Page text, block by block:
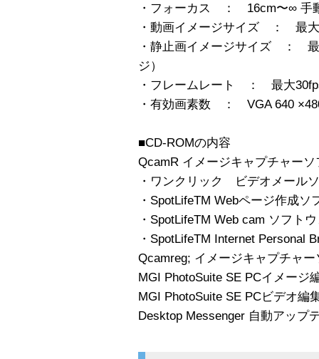
・フォーカス ： 16cm〜∞ 手
・動画イメージサイズ ： 最大
・静止画イメージサイズ ： 最
ジ）
・フレームレート ： 最大
・有効画素数 ： VGA 640
■CD-ROMの内容
QcamR イメージキャプチャー
・ワンクリック ビデオメール
・SpotLifeTM Webページ作成ソ
・SpotLifeTM Web cam ソフト
・SpotLifeTM Internet Personal
Qcamreg; イメージキャプチャ
MGI PhotoSuite SE PCイメージ
MGI PhotoSuite SE PCビデオ編
Desktop Messenger 自動アップ